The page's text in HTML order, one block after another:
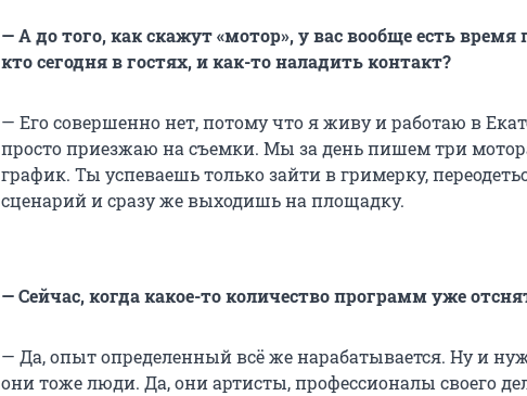
— А до того, как скажут «мотор», у вас вообще есть время
кто сегодня в гостях, и как-то наладить контакт?
— Его совершенно нет, потому что я живу и работаю в
просто приезжаю на съемки. Мы за день пишем три
график. Ты успеваешь только зайти в гримерку,
сценарий и сразу же выходишь на площадку.
— Сейчас, когда какое-то количество программ уже
— Да, опыт определенный всё же нарабатывается. Ну и
они тоже люди. Да, они артисты, профессионалы своего